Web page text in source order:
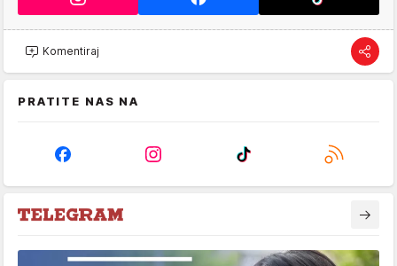
Komentiraj
PRATITE NAS NA